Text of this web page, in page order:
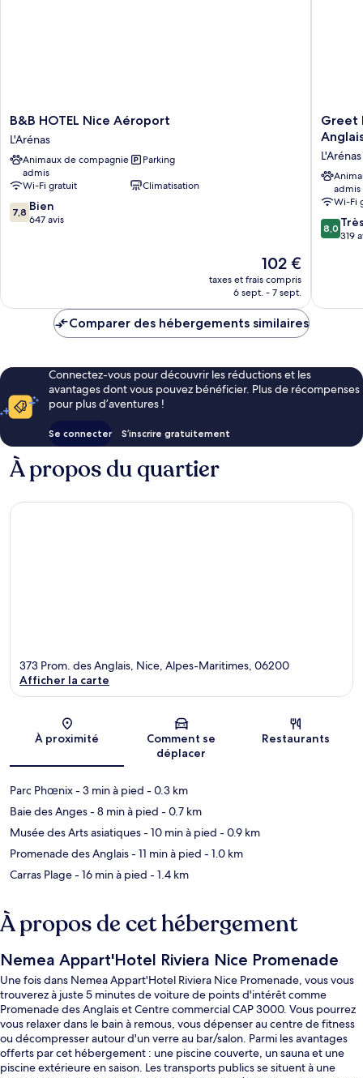
B&B
HOTEL
Nice
Aéroport
L'Arénas
B&B HOTEL Nice Aéroport
L'Arénas
Animaux de compagnie
admis
Parking
Wi-Fi gratuit
Climatisation
7.8
sur
7,8 Bien
647 avis
Le
nouveau
prix
de
102 €
taxes et frais compris
6 sept. - 7 sept.
Greet
Hotel
Nice
des
Anglais
L'Arénas
Greet
L'Arénas
admis
Wi-Fi
8.0
sur
8,0
319
Comparer des hébergements similaires
Connectez-vous pour découvrir les réductions et les
avantages dont vous pouvez bénéficier. Plus de récompenses
pour plus d’aventures !
Se connecter S’inscrire gratuitement
À propos du quartier
Carte
373 Prom. des Anglais, Nice, Alpes-Maritimes, 06200
Afficher la carte
À proximité
Comment se
déplacer
Restaurants
Parc Phœnix- 3 min à pied - 0.3 km
Baie des Anges- 8 min à pied - 0.7 km
Musée des Arts asiatiques- 10 min à pied - 0.9 km
Promenade des Anglais- 11 min à pied - 1.0 km
Carras Plage- 16 min à pied - 1.4 km
À propos de cet hébergement
Nemea Appart'Hotel Riviera Nice Promenade
Une fois dans Nemea Appart'Hotel Riviera Nice Promenade, vous vous
trouverez à juste 5 minutes de voiture de points d'intérêt comme
Promenade des Anglais et Centre commercial CAP 3000. Vous pourrez
vous relaxer dans le bain à remous, vous dépenser au centre de fitness
ou décompresser autour d'un verre au bar/salon. Parmi les avantages
offerts par cet hébergement : une piscine couverte, un sauna et une
piscine extérieure en saison. Les transports publics se situent à une